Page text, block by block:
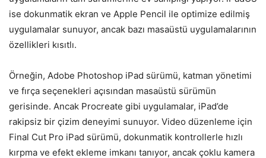
ise dokunmatik ekran ve Apple Pencil ile optimize edilmiş
uygulamalar sunuyor, ancak bazı masaüstü uygulamalarının
özellikleri kısıtlı.
Örneğin, Adobe Photoshop iPad sürümü, katman yönetimi
ve fırça seçenekleri açısından masaüstü sürümün
gerisinde. Ancak Procreate gibi uygulamalar, iPad’de
rakipsiz bir çizim deneyimi sunuyor. Video düzenleme için
Final Cut Pro iPad sürümü, dokunmatik kontrollerle hızlı
kırpma ve efekt ekleme imkanı tanıyor, ancak çoklu kamera